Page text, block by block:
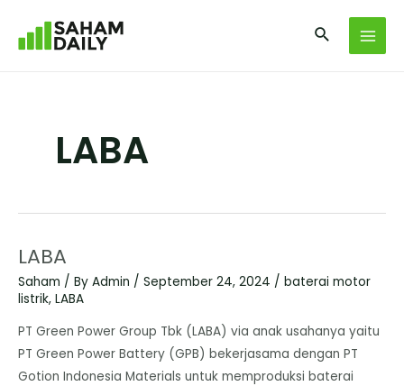
LABA
LABA
Saham / By Admin / September 24, 2024 / baterai motor
listrik, LABA
PT Green Power Group Tbk (LABA) via anak usahanya yaitu
PT Green Power Battery (GPB) bekerjasama dengan PT
Gotion Indonesia Materials untuk memproduksi baterai